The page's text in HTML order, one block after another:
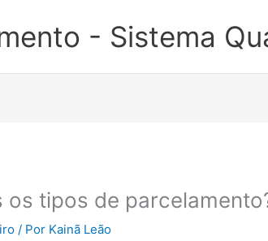
- Sistema
os tipos de
/ Por Kainã Leão